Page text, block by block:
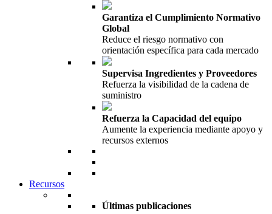
Garantiza el Cumplimiento Normativo
Global
Reduce el riesgo normativo con
orientación específica para cada mercado
Supervisa Ingredientes y Proveedores
Refuerza la visibilidad de la cadena de
suministro
Refuerza la Capacidad del equipo
Aumente la experiencia mediante apoyo y
recursos externos
Recursos
Últimas publicaciones